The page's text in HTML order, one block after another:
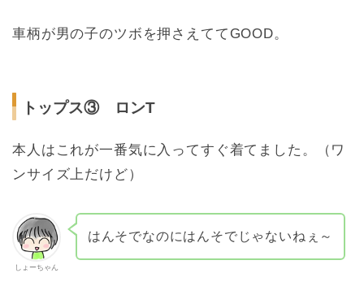
車柄が男の子のツボを押さえててGOOD。
トップス③ ロンT
本人はこれが一番気に入ってすぐ着てました。（ワ
ンサイズ上だけど）
しょーちゃん
はんそでなのにはんそでじゃないねぇ～